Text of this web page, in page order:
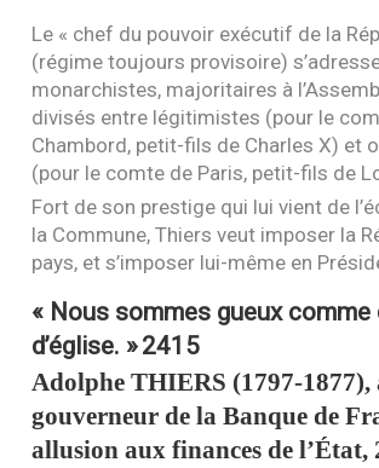
Le « chef du pouvoir exécutif de la
(régime toujours provisoire)
monarchistes, majoritaires à
divisés entre légitimistes (pour le
Chambord, petit-fils de Charles X) et
(pour le comte de Paris, petit-fils de
Fort de son prestige qui lui vient de
la Commune, Thiers veut imposer la
pays, et s’imposer lui-même en
« Nous sommes gueux comme
d’église. »2415
AdolpheTHIERS (1797-1877),
gouverneur de la Banque de
allusion aux finances de l’État,